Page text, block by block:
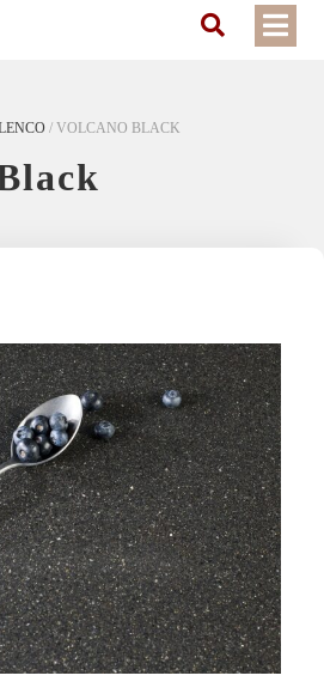
/ VOLCANO BLACK